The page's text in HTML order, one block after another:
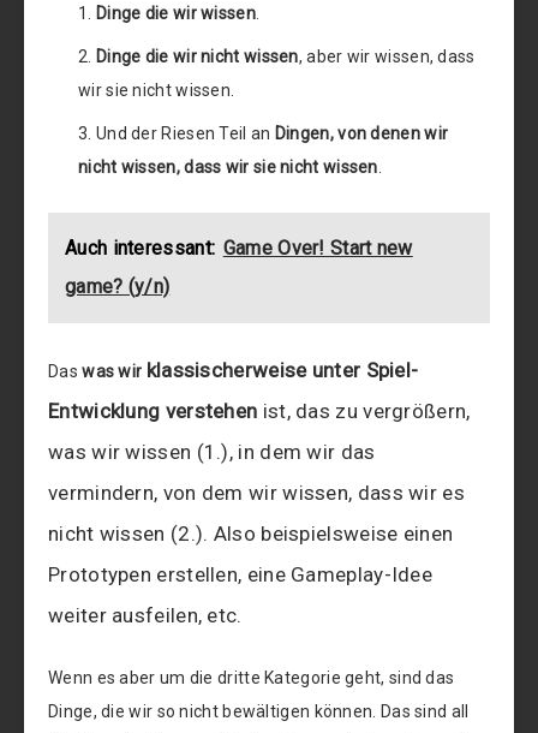
Dinge die wir wissen.
Dinge die wir nicht wissen, aber wir wissen, dass
wir sie nicht wissen.
Und der Riesen Teil an Dingen, von denen wir
nicht wissen, dass wir sie nicht wissen
Auch interessant: Game Over! Start new
game? (y/n)
Daswas wir klassischerweise unter Spiel-
Entwicklung verstehen ist, das zu vergrößern,
was wir wissen (1.), in dem wir das
vermindern, von dem wir wissen, dass wir es
nicht wissen (2.). Also beispielsweise einen
Prototypen erstellen, eine Gameplay-Idee
weiter ausfeilen, etc.
Wenn es aber um die dritte Kategorie geht, sind das
Dinge, die wir so nicht bewältigen können. Das sind all